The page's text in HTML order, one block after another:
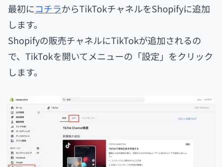
最初にコチラからTikTokチャネルをShopifyに追加
します。
Shopifyの販売チャネルにTikTokが追加されるの
で、TikTokを開いてメニューの「設定」をクリック
します。